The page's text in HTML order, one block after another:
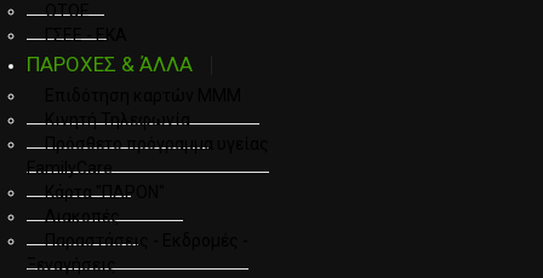
ΟΤΟΕ
ΓΣΕΕ - ΕΚΑ
ΠΑΡΟΧΕΣ & ΆΛΛΑ
Κινητή Τηλεφωνία
Πρόσθετο πρόγραμμα υγείας
FamilyCare
Κάρτα "ΠΑΡΟΝ"
Διακοπές
Παραστάσεις - Εκδρομές -
Ξεναγήσεις